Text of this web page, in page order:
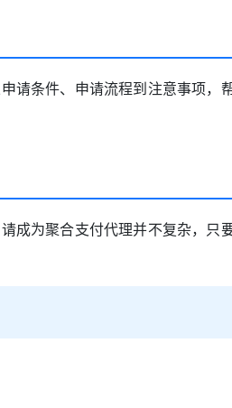
请条件、申请流程到注意事项，
成为聚合支付代理并不复杂，只